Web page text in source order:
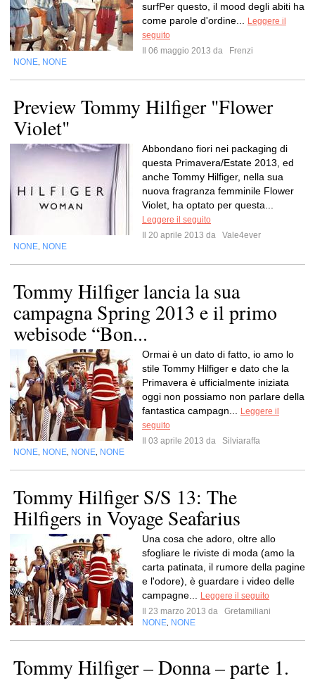
surfPer questo, il mood degli abiti ha
come parole d'ordine...
Leggere il
seguito
Il 06 maggio 2013 da
Frenzi
NONE NONE
Preview Tommy Hilfiger "Flower
Violet"
Abbondano fiori nei packaging di
questa Primavera/Estate 2013, ed
anche Tommy Hilfiger, nella sua
nuova fragranza femminile Flower
Violet, ha optato per questa...
Leggere il seguito
Il 20 aprile 2013 da
Vale4ever
NONE NONE
Tommy Hilfiger lancia la sua
campagna Spring 2013 e il primo
webisode “Bon...
Ormai è un dato di fatto, io amo lo
stile Tommy Hilfiger e dato che la
Primavera è ufficialmente iniziata
oggi non possiamo non parlare della
fantastica campagn...
Leggere il
seguito
Il 03 aprile 2013 da
Silviaraffa
NONE NONE NONE NONE
Tommy Hilfiger S/S 13: The
Hilfigers in Voyage Seafarius
Una cosa che adoro, oltre allo
sfogliare le riviste di moda (amo la
carta patinata, il rumore della pagine
e l'odore), è guardare i video delle
campagne...
Leggere il seguito
Il 23 marzo 2013 da
Gretamiliani
NONE NONE
Tommy Hilfiger – Donna – parte 1.